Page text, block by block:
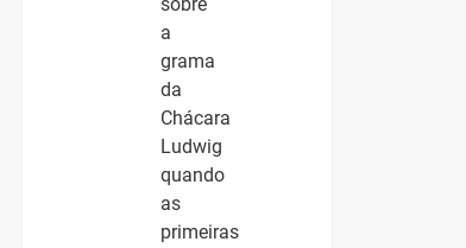
sobre
a
grama
da
Chácara
Ludwig
quando
as
primeiras